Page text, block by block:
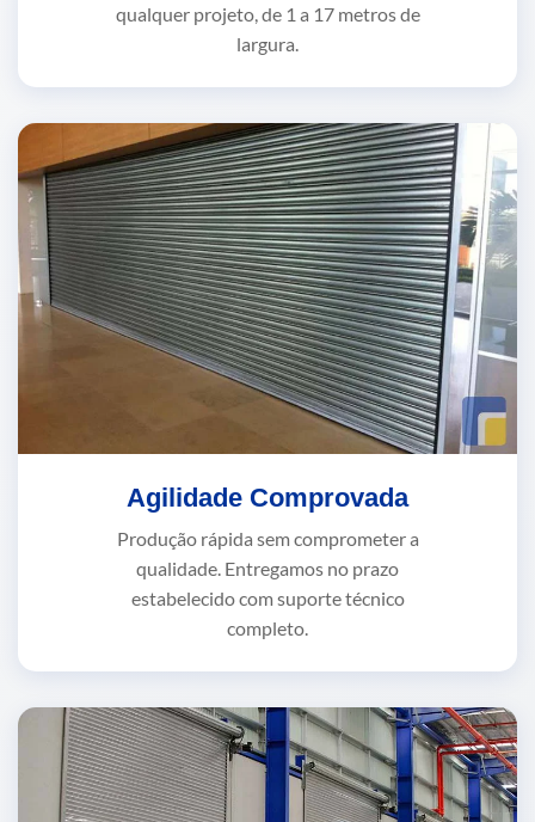
qualquer projeto, de 1 a 17 metros de
largura.
Agilidade Comprovada
Produção rápida sem comprometer a
qualidade. Entregamos no prazo
estabelecido com suporte técnico
completo.